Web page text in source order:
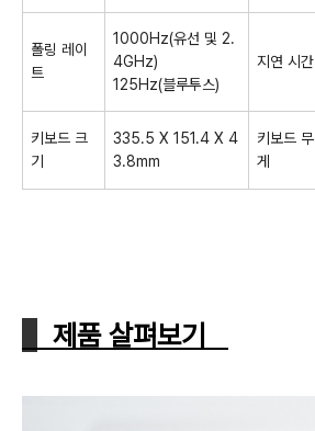
폴링 레이
트
1000Hz(유선 및 2.
4GHz)
125Hz(블루투스)
지연 시간
키보드 크
기
335.5 X 151.4 X 4
3.8mm
키보드 무
게
제품 살펴보기